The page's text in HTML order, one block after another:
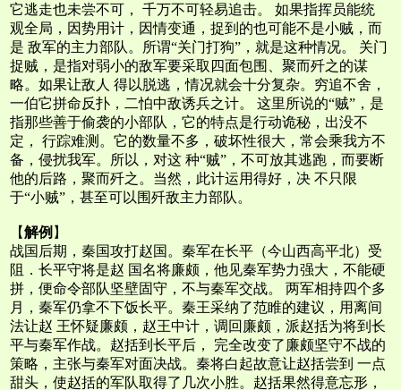
它逃走也未尝不可， 千万不可轻易追击。 如果指挥员能统
观全局，因势用计，因情变通，捉到的也可能不是小贼，而
是 敌军的主力部队。所谓“关门打狗”，就是这种情况。 关门
捉贼，是指对弱小的敌军要采取四面包围、聚而歼之的谋
略。如果让敌人 得以脱逃，情况就会十分复杂。穷追不舍，
一伯它拼命反扑，二怕中敌诱兵之计。 这里所说的“贼”，是
指那些善于偷袭的小部队，它的特点是行动诡秘，出没不
定， 行踪难测。它的数量不多，破坏性很大，常会乘我方不
备，侵扰我军。所以，对这 种“贼”，不可放其逃跑，而要断
他的后路，聚而歼之。当然，此计运用得好，决 不只限
于“小贼”，甚至可以围歼敌主力部队。
【解例 】
战国后期，秦国攻打赵国。秦军在长平（今山西高平北）受
阻．长平守将是赵 国名将廉颇，他见秦军势力强大，不能硬
拼，便命令部队坚壁固守，不与秦军交战。 两军相持四个多
月，秦军仍拿不下饭长平。秦王采纳了范睢的建议，用离间
法让赵 王怀疑廉颇，赵王中计，调回廉颇，派赵括为将到长
平与秦军作战。赵括到长平后， 完全改变了廉颇坚守不战的
策略，主张与秦军对面决战。秦将白起故意让赵括尝到 一点
甜头，使赵括的军队取得了几次小胜。赵括果然得意忘形，